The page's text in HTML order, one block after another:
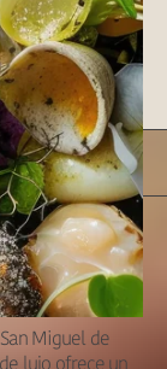
LAS
UNO DE
Miguel de